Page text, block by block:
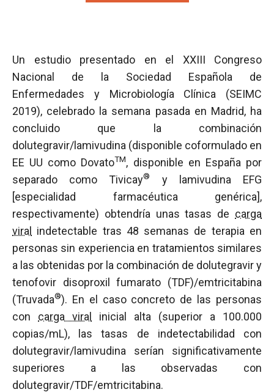
Un estudio presentado en el XXIII Congreso
Nacional de la Sociedad Española de
Enfermedades y Microbiología Clínica (SEIMC
2019), celebrado la semana pasada en Madrid, ha
concluido que la combinación
dolutegravir/lamivudina (disponible coformulado en
EE UU como DovatoTM, disponible en España por
separado como Tivicay®
y lamivudina EFG
[especialidad farmacéutica genérica],
respectivamente) obtendría unas tasas de carga
viral
indetectable tras 48 semanas de terapia en
personas sin experiencia en tratamientos similares
a las obtenidas por la combinación de dolutegravir y
tenofovir disoproxil fumarato (TDF)/emtricitabina
(Truvada®). En el caso concreto de las personas
con carga viral
inicial alta (superior a 100.000
copias/mL), las tasas de indetectabilidad con
dolutegravir/lamivudina serían significativamente
superiores a las observadas con
dolutegravir/TDF/emtricitabina.